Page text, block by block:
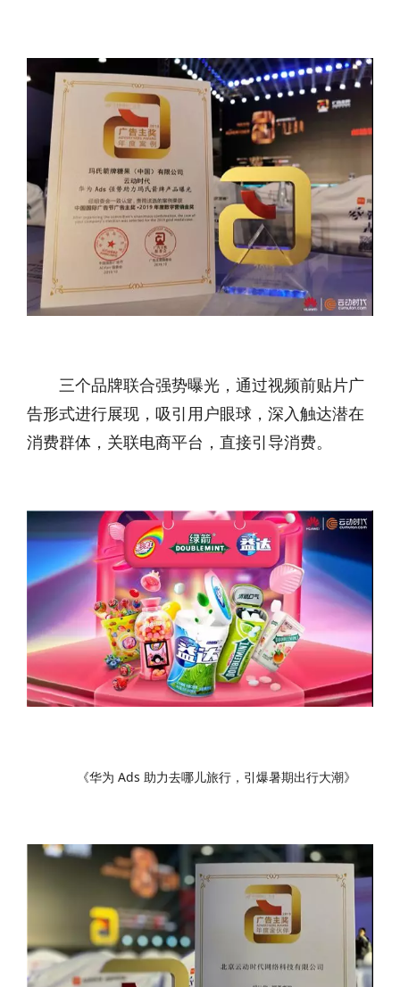
三个品牌联合强势曝光，通过视频前贴片广
告形式进行展现，吸引用户眼球，深入触达潜在
消费群体，关联电商平台，直接引导消费。
《华为 Ads 助力去哪儿旅行，引爆暑期出行大潮》